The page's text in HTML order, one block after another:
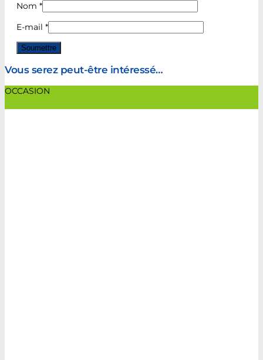
Nom *
E-mail *
Vous serez peut-être intéressé…
OCCASION